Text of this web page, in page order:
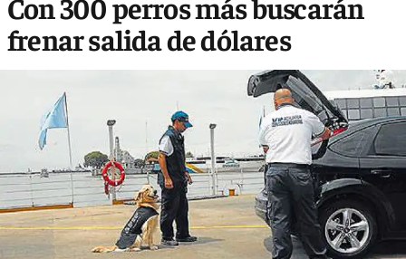
frenar salida de dólares